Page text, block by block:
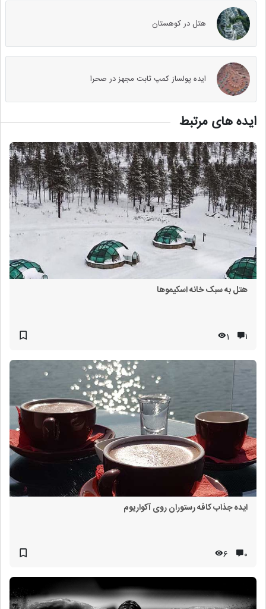
هتل در کوهستان
ایده پولساز کمپ ثابت مجهز در صحرا
ایده های مرتبط
هتل به سبک خانه اسکیموها
۱ 1
ایده جذاب کافه رستوران روی آکواریوم
۰ 6